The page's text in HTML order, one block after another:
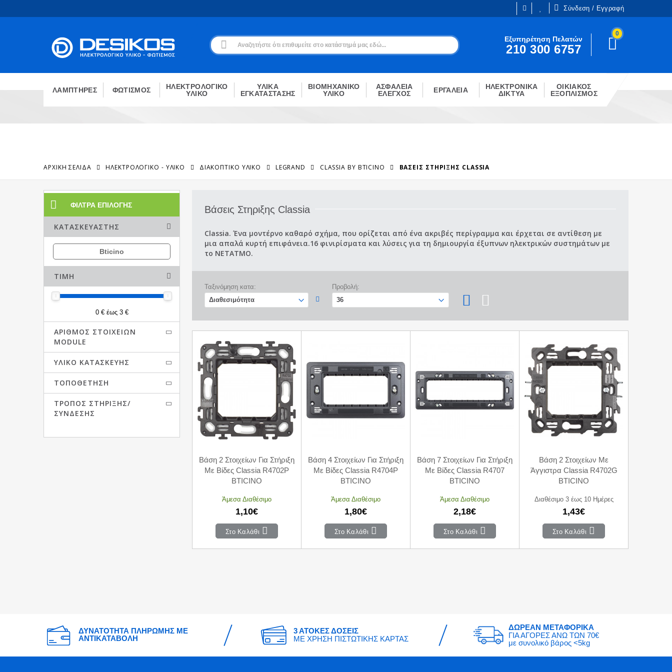
Σύνδεση / Εγγραφή
Εγγραφή
Δεν είσαι μέλος;
ΕΓΓΡΑΦΉ
Είμαι ήδη πελάτης
ΣΎΝΔΕΣΗ
Εξυπηρέτηση Πελατών
210 300 6757
0
ΛΑΜΠΤΗΡΕΣ ΦΩΤΙΣΜΟΣ
ΗΛΕΚΤΡΟΛΟΓΙΚΟ
ΥΛΙΚΟ
ΥΛΙΚΑ
ΕΓΚΑΤΑΣΤΑΣΗΣ
ΒΙΟΜΗΧΑΝΙΚΟ
ΥΛΙΚΟ
ΑΣΦΑΛΕΙΑ
ΕΛΕΓΧΟΣ
ΕΡΓΑΛΕΙΑ
ΗΛΕΚΤΡΟΝΙΚΑ
ΔΙΚΤΥΑ
ΟΙΚΙΑΚΟΣ
ΕΞΟΠΛΙΣΜΟΣ
ΑΡΧΙΚΉ ΣΕΛΊΔΑ ΗΛΕΚΤΡΟΛΟΓΙΚΟ - ΥΛΙΚΟ ΔΙΑΚΟΠΤΙΚΌ ΥΛΙΚΌ LEGRAND CLASSIA BY BTICINO ΒΆΣΕΙΣ ΣΤΗΡΙΞΗΣ CLASSIA
ΦΊΛΤΡΑ ΕΠΙΛΟΓΉΣ
ΚΑΤΑΣΚΕΥΑΣΤΉΣ
Bticino
ΤΙΜΉ
0 € έως 3 €
ΑΡΙΘΜΌΣ ΣΤΟΙΧΕΊΩΝ
MODULE
ΥΛΙΚΌ ΚΑΤΑΣΚΕΥΉΣ
ΤΟΠΟΘΈΤΗΣΗ
ΤΡΌΠΟΣ ΣΤΉΡΙΞΗΣ/
ΣΎΝΔΕΣΗΣ
Βάσεις Στηριξης Classia
Classia. Ένα μοντέρνο καθαρό σχήμα, που ορίζεται από ένα ακριβές περίγραμμα και έρχεται σε αντίθεση με
μια απαλά κυρτή επιφάνεια.16 φινιρίσματα και λύσεις για τη δημιουργία έξυπνων ηλεκτρικών συστημάτων με
το NETATMO.
Ταξινόμηση κατα: Προβολή:
Βάση 2 Στοιχείων Για Στήριξη
Με Βίδες Classia R4702P
BTICINO
Άμεσα Διαθέσιμο
1,10€
Στο Καλάθι
Βάση 4 Στοιχείων Για Στήριξη
Με Βίδες Classia R4704P
BTICINO
Άμεσα Διαθέσιμο
1,80€
Στο Καλάθι
Βάση 7 Στοιχείων Για Στήριξη
Με Βίδες Classia R4707
BTICINO
Άμεσα Διαθέσιμο
2,18€
Στο Καλάθι
Βάση 2 Στοιχείων Με
Άγγιστρα Classia R4702G
BTICINO
Διαθέσιμο 3 έως 10 Ημέρες
1,43€
Στο Καλάθι
ΔΥΝΑΤΟΤΗΤΑ ΠΛΗΡΩΜΗΣ ΜΕ
ΑΝΤΙΚΑΤΑΒΟΛΗ
3 ΑΤΟΚΕΣ ΔΟΣΕΙΣ
ΜΕ ΧΡΗΣΗ ΠΙΣΤΩΤΙΚΗΣ ΚΑΡΤΑΣ
ΔΩΡΕΑΝ ΜΕΤΑΦΟΡΙΚΑ
ΓΙΑ ΑΓΟΡΕΣ ΑΝΩ ΤΩΝ 70€
με συνολικό βάρος <5kg